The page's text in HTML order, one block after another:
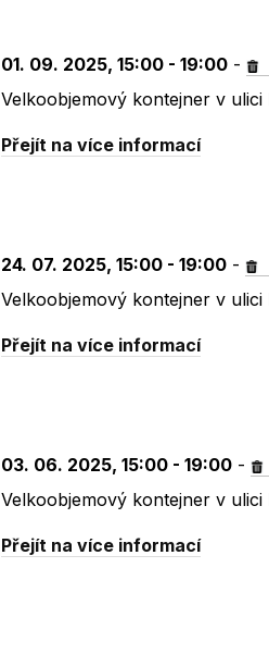
01. 09. 2025, 15:00 - 19:00 -
Velkoobjemový kontejner v
Přejít na více informací
24. 07. 2025, 15:00 - 19:00 -
Velkoobjemový kontejner v ulici
Přejít na více informací
03. 06. 2025, 15:00 - 19:00 -
Velkoobjemový kontejner v
Přejít na více informací